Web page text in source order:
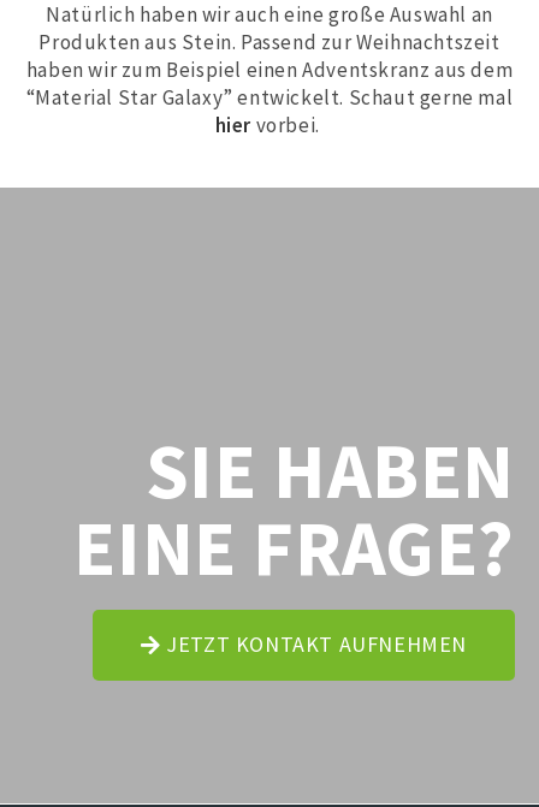
Natürlich haben wir auch eine große Auswahl an
Produkten aus Stein. Passend zur Weihnachtszeit
haben wir zum Beispiel einen Adventskranz aus dem
“Material Star Galaxy” entwickelt. Schaut gerne mal
hier vorbei.
SIE HABEN
EINE FRAGE?
JETZT KONTAKT AUFNEHMEN